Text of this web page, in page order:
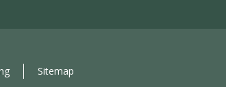
Sitemap